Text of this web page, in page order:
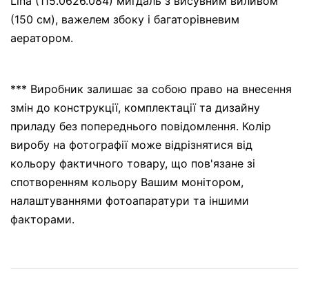
(150 см), важелем збоку і багаторівневим
аератором.
*** Виробник залишає за собою право на внесення
змін до конструкції, комплектації та дизайну
приладу без попереднього повідомлення. Колір
виробу на фотографії може відрізнятися від
кольору фактичного товару, що пов'язане зі
спотворенням кольору Вашим монітором,
налаштуваннями фотоапаратури та іншими
факторами.